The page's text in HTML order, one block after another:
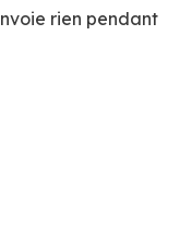
rien pendant